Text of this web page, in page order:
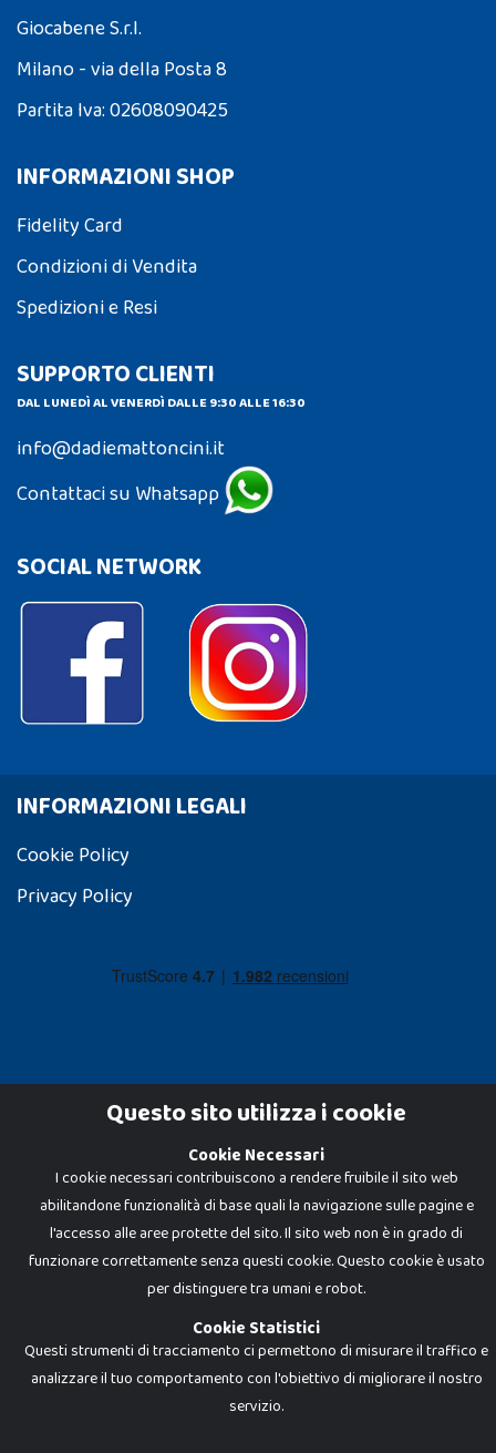
Giocabene S.r.l.
Milano - via della Posta 8
Partita Iva: 02608090425
INFORMAZIONI SHOP
Fidelity Card
Condizioni di Vendita
Spedizioni e Resi
SUPPORTO CLIENTI
DAL LUNEDÌ AL VENERDÌ DALLE 9:30 ALLE 16:30
info@dadiemattoncini.it
Contattaci su Whatsapp
SOCIAL NETWORK
INFORMAZIONI LEGALI
Cookie Policy
Privacy Policy
Dadi e Mattoncini è un brand di Giocabene Srl. Ogni riproduzione o utilizzo non
espressamente autorizzato è severamente vietato. Tutti i loghi, marchi,
brand elencati nel presente shop sono di proprietà dei rispettivi titolari.
I prezzi e le promozioni pubblicate potrebbero differire da quanto esposto in
negozio.
Giocabene Srl - via della Posta 8, 20123 Milano (MI)
P.IVA 02608090425 - REA AN201199 - C.S. 10.000 i.v.
Questo sito utilizza i cookie
Cookie Necessari
I cookie necessari contribuiscono a rendere fruibile il sito web
abilitandone funzionalità di base quali la navigazione sulle pagine e
l'accesso alle aree protette del sito. Il sito web non è in grado di
funzionare correttamente senza questi cookie. Questo cookie è usato
per distinguere tra umani e robot.
Cookie Statistici
Questi strumenti di tracciamento ci permettono di misurare il traffico e
analizzare il tuo comportamento con l'obiettivo di migliorare il nostro
servizio.